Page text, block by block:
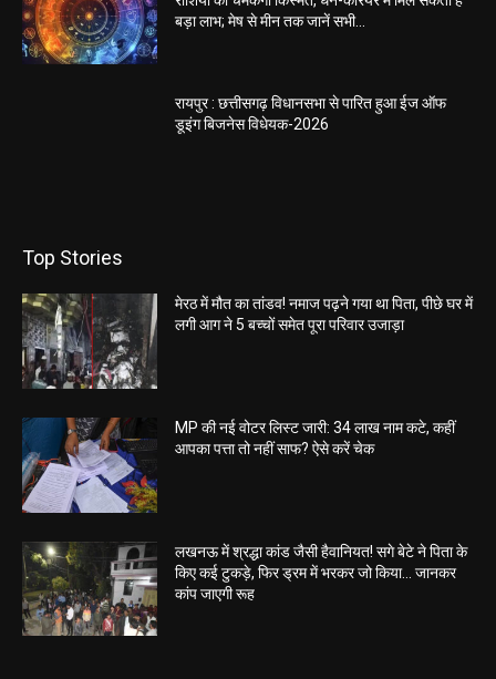
बड़ा लाभ; मेष से मीन तक जानें सभी...
रायपुर : छत्तीसगढ़ विधानसभा से पारित हुआ ईज ऑफ
डूइंग बिजनेस विधेयक-2026
Top Stories
मेरठ में मौत का तांडव! नमाज पढ़ने गया था पिता, पीछे घर में
लगी आग ने 5 बच्चों समेत पूरा परिवार उजाड़ा
MP की नई वोटर लिस्ट जारी: 34 लाख नाम कटे, कहीं
आपका पत्ता तो नहीं साफ? ऐसे करें चेक
लखनऊ में श्रद्धा कांड जैसी हैवानियत! सगे बेटे ने पिता के
किए कई टुकड़े, फिर ड्रम में भरकर जो किया… जानकर
कांप जाएगी रूह